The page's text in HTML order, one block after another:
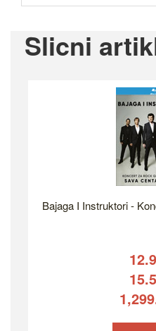
Slicni
Bajaga I Instruktori -